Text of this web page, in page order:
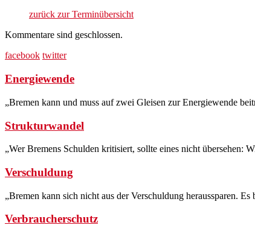
zurück zur Terminübersicht
Kommentare sind geschlossen.
facebook twitter
Energiewende
„Bremen kann und muss auf zwei Gleisen zur Energiewende
Strukturwandel
„Wer Bremens Schulden kritisiert, sollte eines nicht übersehen:
Verschuldung
„Bremen kann sich nicht aus der Verschuldung heraussparen.
Verbraucherschutz